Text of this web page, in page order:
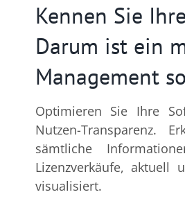
Kennen Sie
Darum ist ein
Management
Optimieren Sie Ihre
Nutzen-Transparenz.
sämtliche
Lizenzverkäufe,
visualisiert.